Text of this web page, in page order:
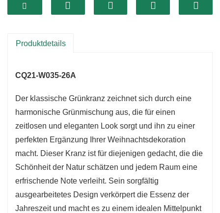
um mehreren Feiertagen standzuhalten, was es
Produktdetails
CQ21-W035-26A
Der klassische Grünkranz zeichnet sich durch eine
harmonische Grünmischung aus, die für einen
zeitlosen und eleganten Look sorgt und ihn zu einer
perfekten Ergänzung Ihrer Weihnachtsdekoration
macht. Dieser Kranz ist für diejenigen gedacht, die die
Schönheit der Natur schätzen und jedem Raum eine
erfrischende Note verleiht. Sein sorgfältig
ausgearbeitetes Design verkörpert die Essenz der
Jahreszeit und macht es zu einem idealen Mittelpunkt